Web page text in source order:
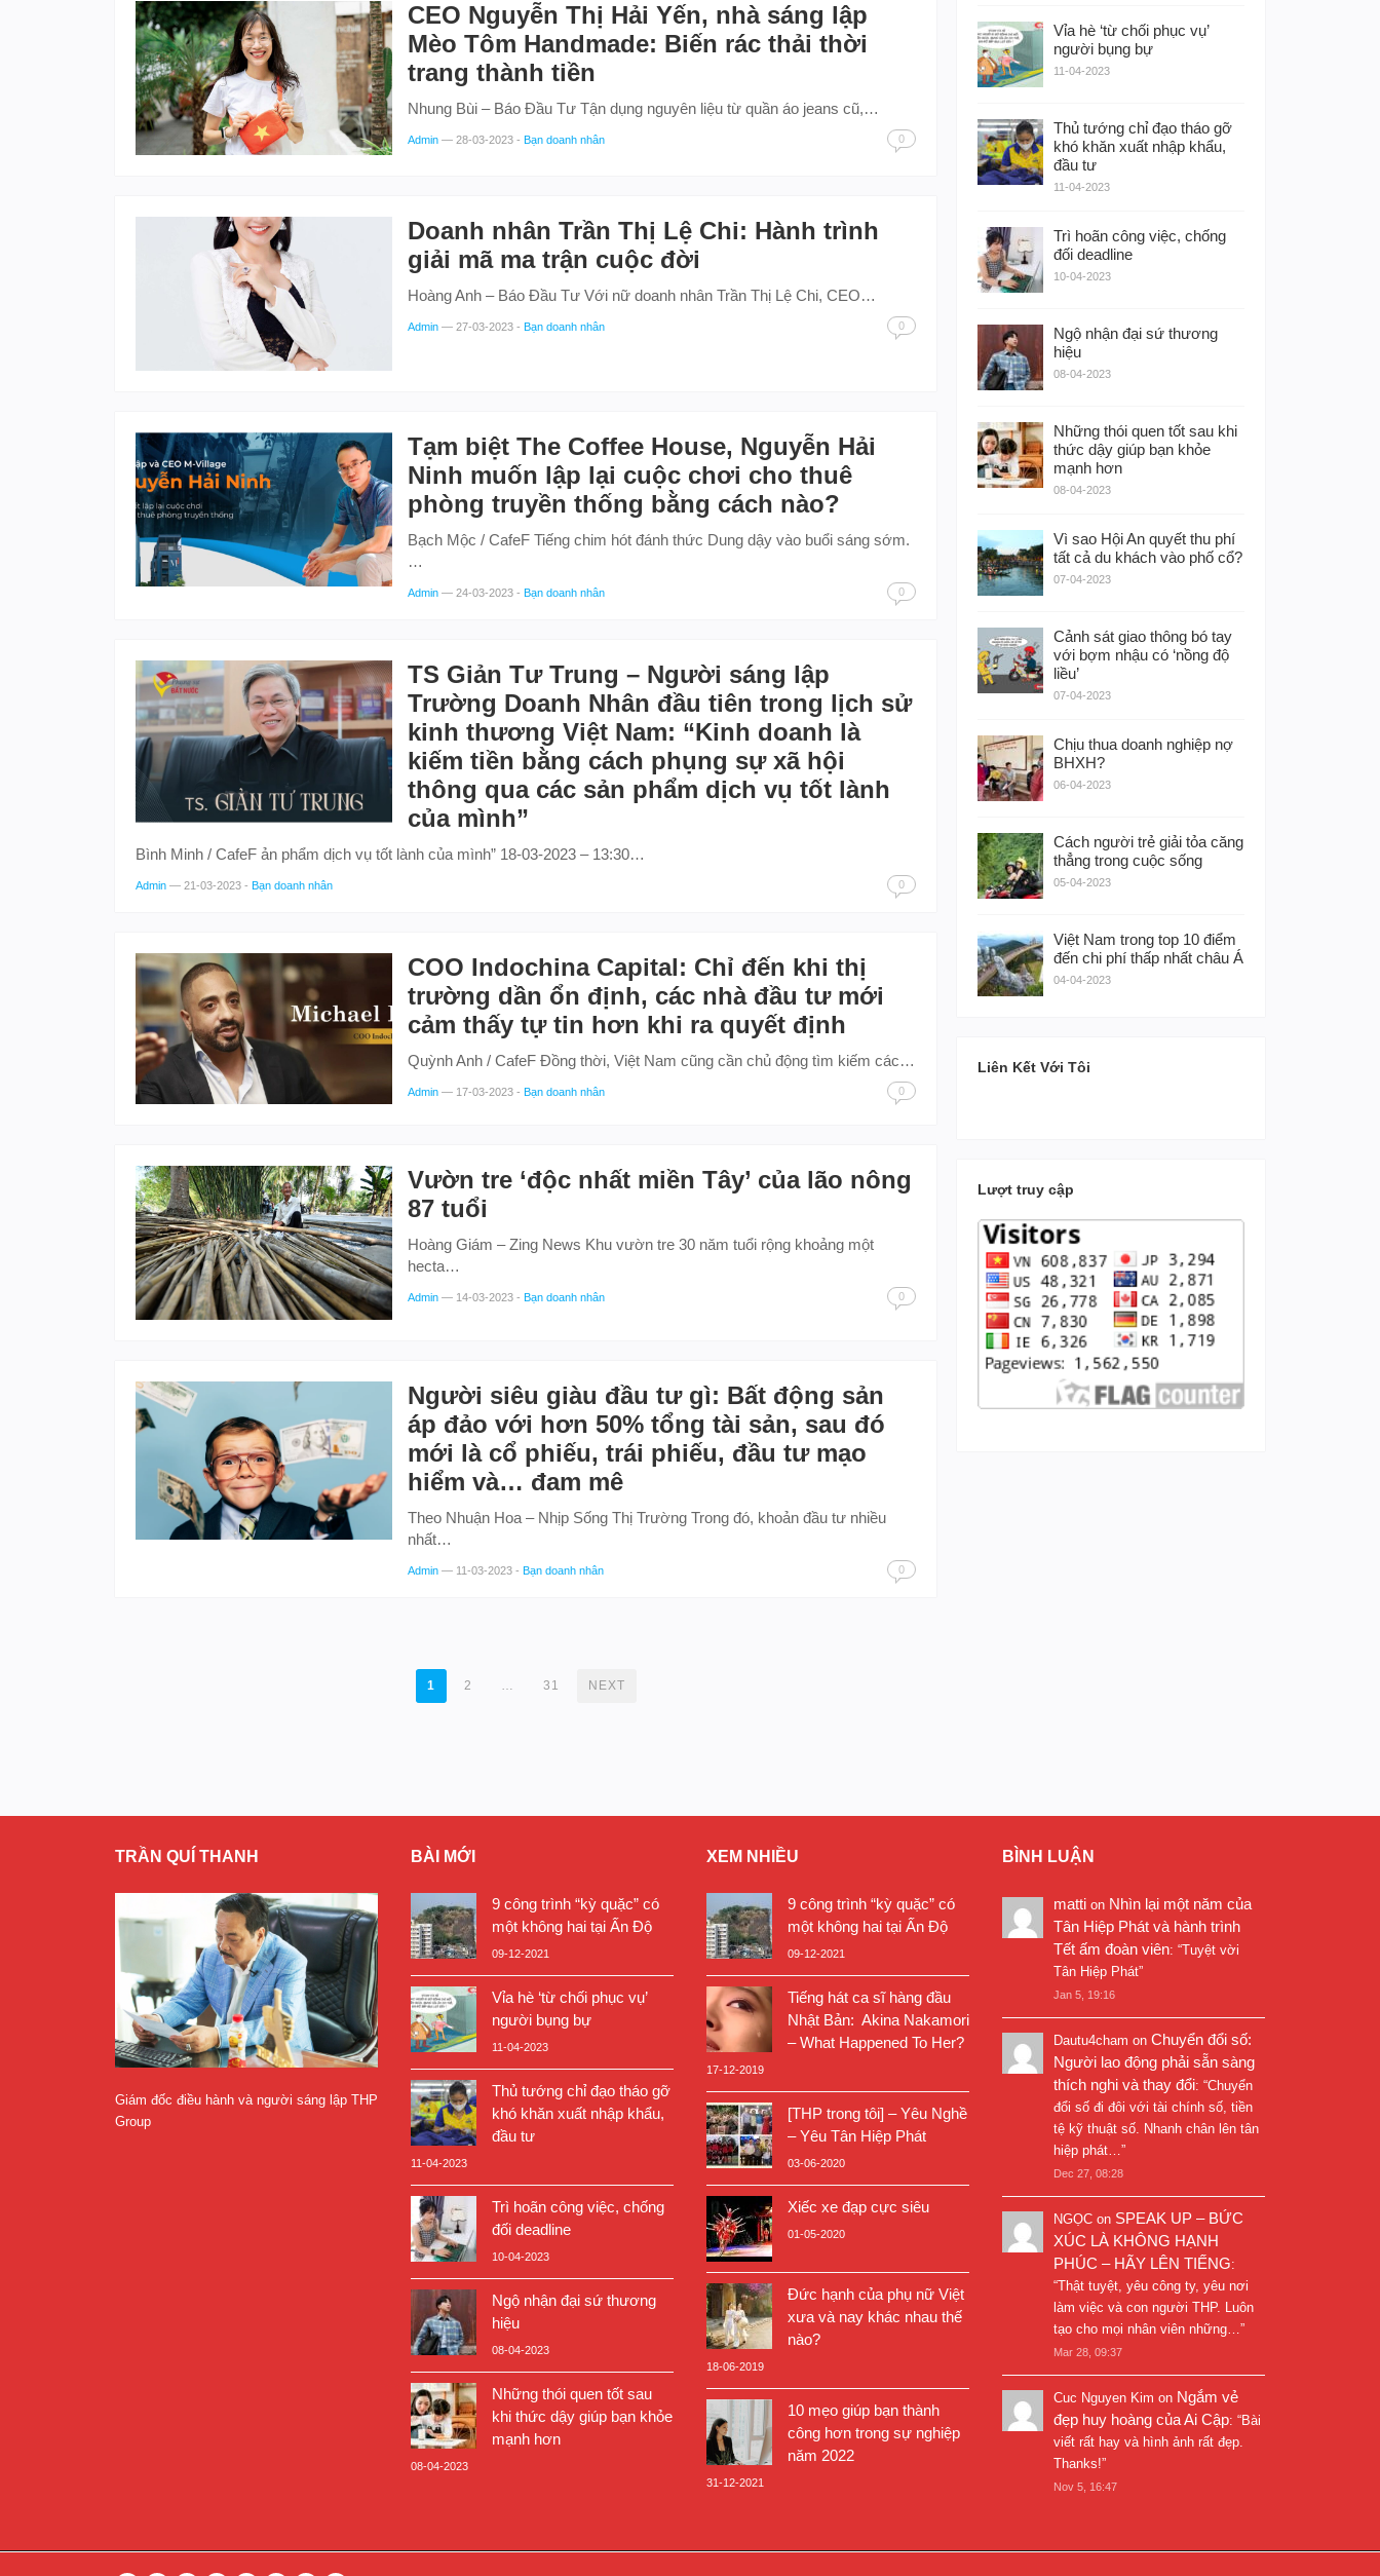
CEO Nguyễn Thị Hải Yến, nhà sáng lập
Mèo Tôm Handmade: Biến rác thải thời
trang thành tiền
Nhung Bùi – Báo Đầu Tư Tận dụng nguyên liệu từ quần áo jeans cũ,…
Admin — 28-03-2023 - Bạn doanh nhân 0
Doanh nhân Trần Thị Lệ Chi: Hành trình
giải mã ma trận cuộc đời
Hoàng Anh – Báo Đầu Tư Với nữ doanh nhân Trần Thị Lệ Chi, CEO…
Admin — 27-03-2023 - Bạn doanh nhân 0
Tạm biệt The Coffee House, Nguyễn Hải
Ninh muốn lập lại cuộc chơi cho thuê
phòng truyền thống bằng cách nào?
Bạch Mộc / CafeF Tiếng chim hót đánh thức Dung dậy vào buổi sáng sớm.
…
Admin — 24-03-2023 - Bạn doanh nhân 0
TS Giản Tư Trung – Người sáng lập
Trường Doanh Nhân đầu tiên trong lịch sử
kinh thương Việt Nam: “Kinh doanh là
kiếm tiền bằng cách phụng sự xã hội
thông qua các sản phẩm dịch vụ tốt lành
của mình”
Bình Minh / CafeF ản phẩm dịch vụ tốt lành của mình” 18-03-2023 – 13:30…
Admin — 21-03-2023 - Bạn doanh nhân 0
COO Indochina Capital: Chỉ đến khi thị
trường dần ổn định, các nhà đầu tư mới
cảm thấy tự tin hơn khi ra quyết định
Quỳnh Anh / CafeF Đồng thời, Việt Nam cũng cần chủ động tìm kiếm các…
Admin — 17-03-2023 - Bạn doanh nhân 0
Vườn tre ‘độc nhất miền Tây’ của lão nông
87 tuổi
Hoàng Giám – Zing News Khu vườn tre 30 năm tuổi rộng khoảng một
hecta…
Admin — 14-03-2023 - Bạn doanh nhân 0
Người siêu giàu đầu tư gì: Bất động sản
áp đảo với hơn 50% tổng tài sản, sau đó
mới là cổ phiếu, trái phiếu, đầu tư mạo
hiểm và… đam mê
Theo Nhuận Hoa – Nhịp Sống Thị Trường Trong đó, khoản đầu tư nhiều
nhất…
Admin — 11-03-2023 - Bạn doanh nhân 0
1 2 31 NEXT
Vỉa hè ‘từ chối phục vụ’
người bụng bự
11-04-2023
Thủ tướng chỉ đạo tháo gỡ
khó khăn xuất nhập khẩu,
đầu tư
11-04-2023
Trì hoãn công việc, chống
đối deadline
10-04-2023
Ngộ nhận đại sứ thương
hiệu
08-04-2023
Những thói quen tốt sau khi
thức dậy giúp bạn khỏe
mạnh hơn
08-04-2023
Vì sao Hội An quyết thu phí
tất cả du khách vào phố cổ?
07-04-2023
Cảnh sát giao thông bó tay
với bợm nhậu có ‘nồng độ
liều’
07-04-2023
Chịu thua doanh nghiệp nợ
BHXH?
06-04-2023
Cách người trẻ giải tỏa căng
thẳng trong cuộc sống
05-04-2023
Việt Nam trong top 10 điểm
đến chi phí thấp nhất châu Á
04-04-2023
Liên Kết Với Tôi
Lượt truy cập
TRẦN QUÍ THANH
Giám đốc điều hành và người sáng lập THP
Group
BÀI MỚI
9 công trình “kỳ quặc” có
một không hai tại Ấn Độ
09-12-2021
Vỉa hè ‘từ chối phục vụ’
người bụng bự
11-04-2023
Thủ tướng chỉ đạo tháo gỡ
khó khăn xuất nhập khẩu,
đầu tư
11-04-2023
Trì hoãn công việc, chống
đối deadline
10-04-2023
Ngộ nhận đại sứ thương
hiệu
08-04-2023
Những thói quen tốt sau
khi thức dậy giúp bạn khỏe
mạnh hơn
08-04-2023
XEM NHIỀU
9 công trình “kỳ quặc” có
một không hai tại Ấn Độ
09-12-2021
Tiếng hát ca sĩ hàng đầu
Nhật Bản: Akina Nakamori
– What Happened To Her?
17-12-2019
[THP trong tôi] – Yêu Nghề
– Yêu Tân Hiệp Phát
03-06-2020
Xiếc xe đạp cực siêu
01-05-2020
Đức hạnh của phụ nữ Việt
xưa và nay khác nhau thế
nào?
18-06-2019
10 mẹo giúp bạn thành
công hơn trong sự nghiệp
năm 2022
31-12-2021
BÌNH LUẬN
matti on Nhìn lại một năm của
Tân Hiệp Phát và hành trình
Tết ấm đoàn viên: “Tuyệt vời
Tân Hiệp Phát”
Jan 5, 19:16
Dautu4cham on Chuyển đổi số:
Người lao động phải sẵn sàng
thích nghi và thay đổi: “Chuyển
đổi số đi đôi với tài chính số, tiền
tệ kỹ thuật số. Nhanh chân lên tân
hiệp phát… ”
Dec 27, 08:28
NGỌC on SPEAK UP – BỨC
XÚC LÀ KHÔNG HẠNH
PHÚC – HÃY LÊN TIẾNG:
“Thật tuyệt, yêu công ty, yêu nơi
làm việc và con người THP. Luôn
tạo cho mọi nhân viên những… ”
Mar 28, 09:37
Cuc Nguyen Kim on Ngắm vẻ
đẹp huy hoàng của Ai Cập: “Bài
viết rất hay và hình ảnh rất đẹp.
Thanks!”
Nov 5, 16:47